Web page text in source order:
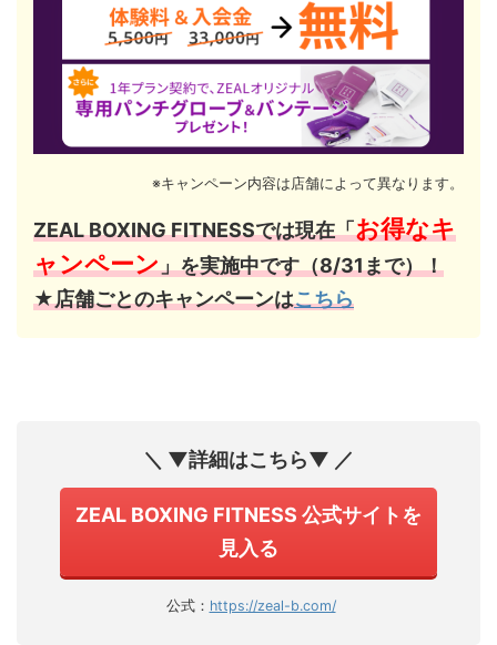
※キャンペーン内容は店舗によって異なります。
ZEAL BOXING FITNESSでは現在「お得なキ
ャンペーン」を実施中です（8/31まで）！
★店舗ごとのキャンペーンはこちら
＼ ▼詳細はこちら▼ ／
ZEAL BOXING FITNESS 公式サイトを
見入る
公式： https://zeal-b.com/